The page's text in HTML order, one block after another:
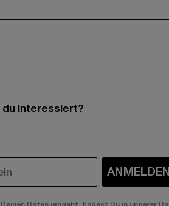
interessiert?
ANMELDEN